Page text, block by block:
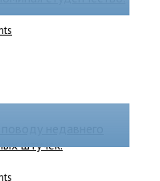
недавнего
штучек.